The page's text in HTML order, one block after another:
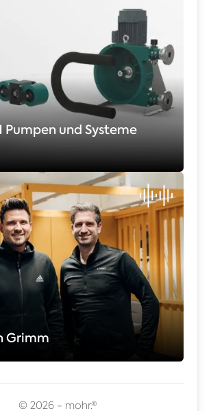
Pumpen und Systeme
Grimm
© 2026 - mohr.®